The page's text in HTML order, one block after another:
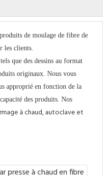
de moulage de fibre de
les clients.
que des dessins au format
originaux. Nous vous
approprié en fonction de la
des produits. Nos
à chaud, autoclave et